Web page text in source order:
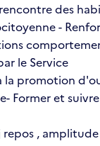
rencontre des
-
le Service
la promotion
Former et
repos ,